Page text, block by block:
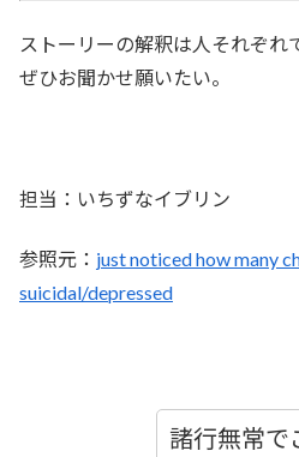
ストーリーの解釈は人それぞれ
ぜひお聞かせ願いたい。
担当：いちずなイブリン
参照元： just noticed how many
suicidal/depressed
諸行無常で